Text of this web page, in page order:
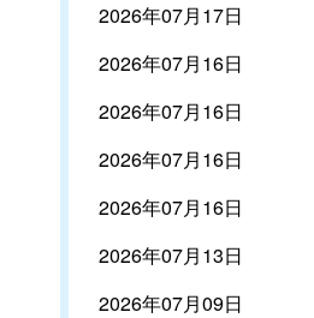
2026年07月17日
2026年07月16日
2026年07月16日
2026年07月16日
2026年07月16日
2026年07月13日
2026年07月09日